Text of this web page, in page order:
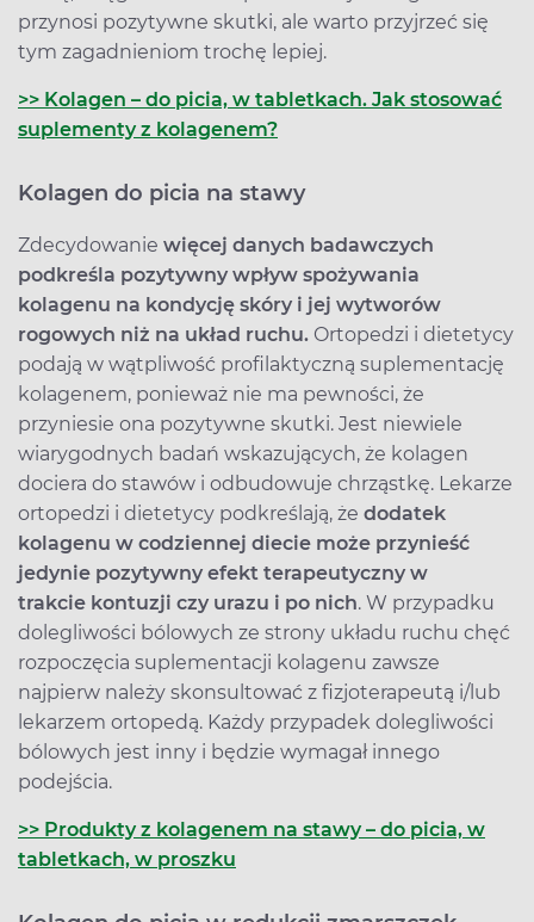
przynosi pozytywne skutki, ale warto przyjrzeć się
tym zagadnieniom trochę lepiej.
>> Kolagen – do picia, w tabletkach. Jak stosować
suplementy z kolagenem?
Kolagen do picia na stawy
Zdecydowanie więcej danych badawczych
podkreśla pozytywny wpływ spożywania
kolagenu na kondycję skóry i jej wytworów
rogowych niż na układ ruchu. Ortopedzi i dietetycy
podają w wątpliwość profilaktyczną suplementację
kolagenem, ponieważ nie ma pewności, że
przyniesie ona pozytywne skutki. Jest niewiele
wiarygodnych badań wskazujących, że kolagen
dociera do stawów i odbudowuje chrząstkę. Lekarze
ortopedzi i dietetycy podkreślają, że dodatek
kolagenu w codziennej diecie może przynieść
jedynie pozytywny efekt terapeutyczny w
trakcie kontuzji czy urazu i po nich. W przypadku
dolegliwości bólowych ze strony układu ruchu chęć
rozpoczęcia suplementacji kolagenu zawsze
najpierw należy skonsultować z fizjoterapeutą i/lub
lekarzem ortopedą. Każdy przypadek dolegliwości
bólowych jest inny i będzie wymagał innego
podejścia.
>> Produkty z kolagenem na stawy – do picia, w
tabletkach, w proszku